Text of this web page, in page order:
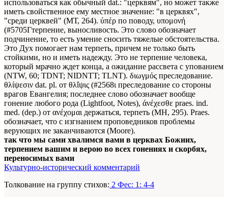
использоваться как обычный dat.: "церквям", но может также
иметь свойственное ему местное значение: "в церквях",
"среди церквей" (МТ, 264). ύπέρ по поводу, υπομονή
(#5705Гтерпение, выносливость. Это слово обозначает
подчинение, то есть умение сносить тяжелые обстоятельства.
Это Дух помогает нам терпеть, причем не только быть
стойкими, но и иметь надежду. Это не терпение человека,
который мрачно ждет конца, а ожидание рассвета с упованием
(NTW, 60; TDNT; NIDNTT; TLNT). διωγμός преследование.
θλίψεσιν dat. pl. от θλΐψις (#2568ι преследование со стороны
врагов Евангелия; последнее слово обозначает вообще
гонение любого рода (Lightfoot, Notes), άνέχεσθε praes. ind.
med. (dep.) от ανέχομαι держаться, терпеть (ΜΗ, 295). Praes.
обозначает, что с изгнанием проповедников проблемы
верующих не заканчиваются (Moore).
так что мы сами хвалимся вами в церквах Божиих,
терпением вашим и верою во всех гонениях и скорбях,
переносимых вами
Культурно-исторический комментарий
Толкование на группу стихов: 2 Фес: 1: 4-4